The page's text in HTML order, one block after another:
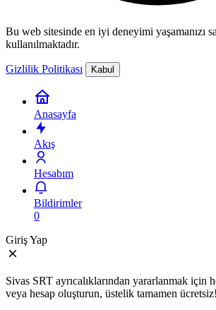
Bu web sitesinde en iyi deneyimi yaşamanızı
kullanılmaktadır.
Gizlilik Politikası Kabul
Anasayfa
Akış
Hesabım
Bildirimler
0
Giriş Yap
Sivas SRT ayrıcalıklarından yararlanmak için
veya hesap oluşturun, üstelik tamamen ücretsiz!